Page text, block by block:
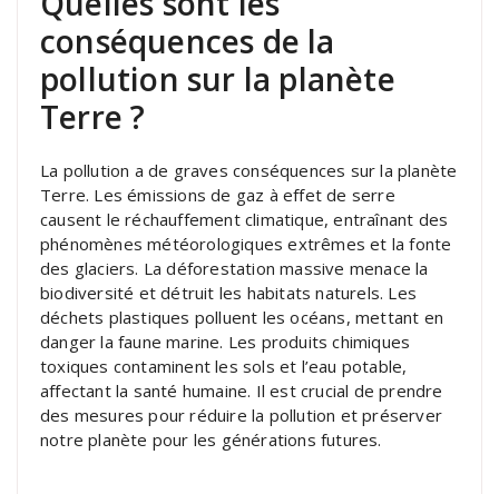
conséquences de la
pollution sur la planète
Terre ?
La pollution a de graves conséquences sur la planète
Terre. Les émissions de gaz à effet de serre
causent le réchauffement climatique, entraînant des
phénomènes météorologiques extrêmes et la fonte
des glaciers. La déforestation massive menace la
biodiversité et détruit les habitats naturels. Les
déchets plastiques polluent les océans, mettant en
danger la faune marine. Les produits chimiques
toxiques contaminent les sols et l’eau potable,
affectant la santé humaine. Il est crucial de prendre
des mesures pour réduire la pollution et préserver
notre planète pour les générations futures.